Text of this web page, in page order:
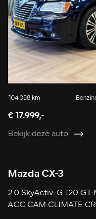
104.058 km
€ 17.999,-
Bekijk deze auto
Mazda CX-3
2.0 SkyActiv-G 120 GT-
ACC CAM CLIMATE